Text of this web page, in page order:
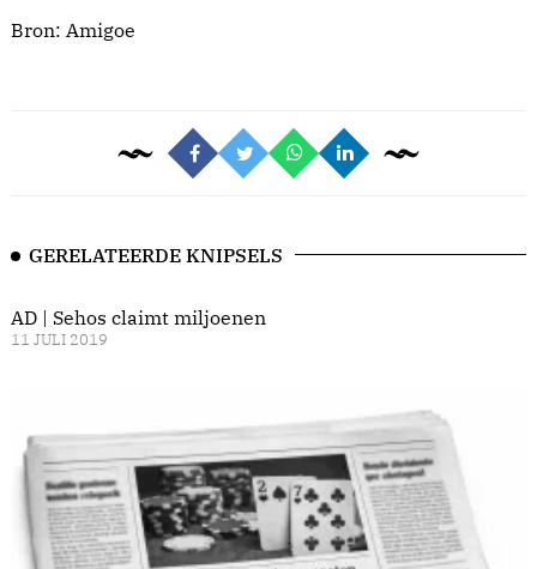
Bron: Amigoe
GERELATEERDE KNIPSELS
AD | Sehos claimt miljoenen
11 JULI 2019